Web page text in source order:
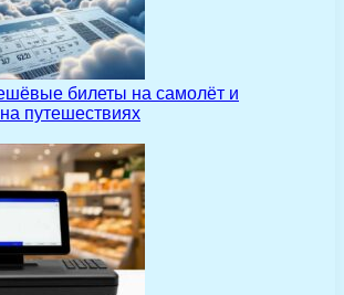
билеты на самолёт и
путешествиях